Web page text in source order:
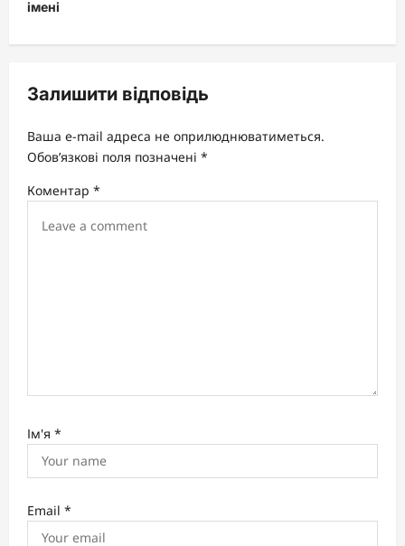
n
a
i
a
i
імені
Залишити відповідь
Ваша e-mail адреса не оприлюднюватиметься.
Обов’язкові поля позначені *
Коментар *
Ім'я *
Email *